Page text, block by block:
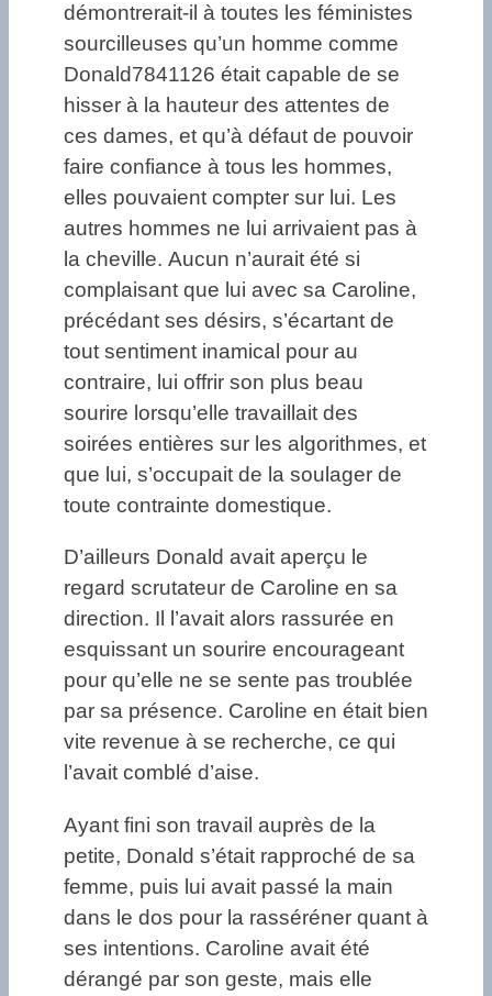
démontrerait-il à toutes les féministes
sourcilleuses qu’un homme comme
Donald7841126 était capable de se
hisser à la hauteur des attentes de
ces dames, et qu’à défaut de pouvoir
faire confiance à tous les hommes,
elles pouvaient compter sur lui. Les
autres hommes ne lui arrivaient pas à
la cheville. Aucun n’aurait été si
complaisant que lui avec sa Caroline,
précédant ses désirs, s’écartant de
tout sentiment inamical pour au
contraire, lui offrir son plus beau
sourire lorsqu’elle travaillait des
soirées entières sur les algorithmes, et
que lui, s’occupait de la soulager de
toute contrainte domestique.
D’ailleurs Donald avait aperçu le
regard scrutateur de Caroline en sa
direction. Il l’avait alors rassurée en
esquissant un sourire encourageant
pour qu’elle ne se sente pas troublée
par sa présence. Caroline en était bien
vite revenue à se recherche, ce qui
l’avait comblé d’aise.
Ayant fini son travail auprès de la
petite, Donald s’était rapproché de sa
femme, puis lui avait passé la main
dans le dos pour la rasséréner quant à
ses intentions. Caroline avait été
dérangé par son geste, mais elle